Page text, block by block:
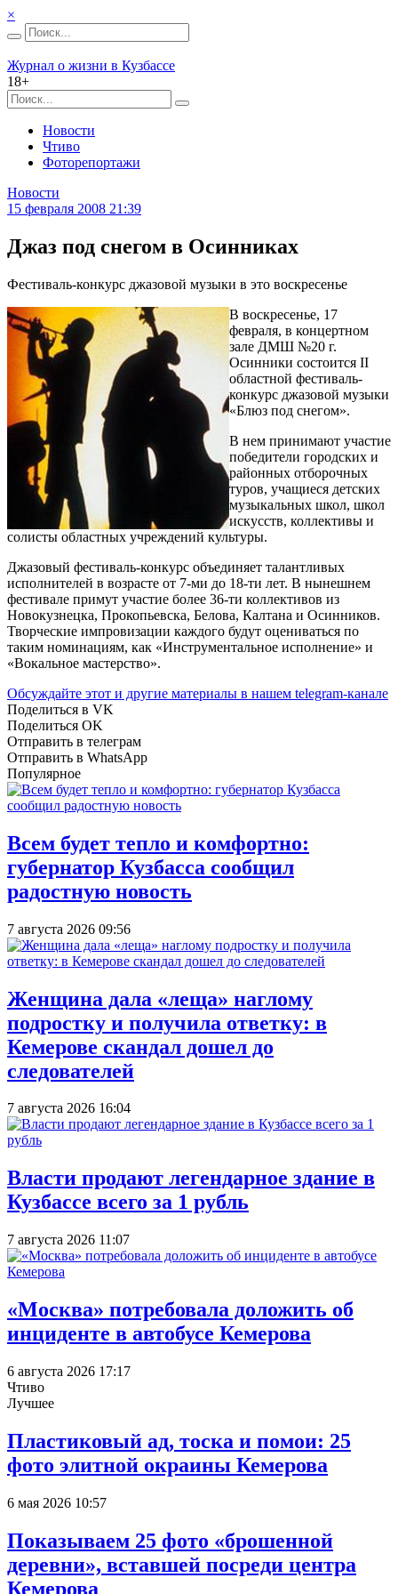
×
Журнал о жизни в Кузбассе
18+
Новости
Чтиво
Фоторепортажи
Новости
15 февраля 2008 21:39
Джаз под снегом в Осинниках
Фестиваль-конкурс джазовой музыки в это воскресенье
В воскресенье, 17
февраля, в концертном
зале ДМШ №20 г.
Осинники состоится II
областной фестиваль-
конкурс джазовой музыки
«Блюз под снегом».
В нем принимают участие
победители городских и
районных отборочных
туров, учащиеся детских
музыкальных школ, школ
искусств, коллективы и
солисты областных учреждений культуры.
Джазовый фестиваль-конкурс объединяет талантливых
исполнителей в возрасте от 7-ми до 18-ти лет. В нынешнем
фестивале примут участие более 36-ти коллективов из
Новокузнецка, Прокопьевска, Белова, Калтана и Осинников.
Творческие импровизации каждого будут оцениваться по
таким номинациям, как «Инструментальное исполнение» и
«Вокальное мастерство».
Обсуждайте этот и другие материалы в нашем telegram-канале
Поделиться в VK
Поделиться OK
Отправить в телеграм
Отправить в WhatsApp
Популярное
Всем будет тепло и комфортно:
губернатор Кузбасса сообщил
радостную новость
7 августа 2026 09:56
Женщина дала «леща» наглому
подростку и получила ответку: в
Кемерове скандал дошел до
следователей
7 августа 2026 16:04
Власти продают легендарное здание в
Кузбассе всего за 1 рубль
7 августа 2026 11:07
«Москва» потребовала доложить об
инциденте в автобусе Кемерова
6 августа 2026 17:17
Чтиво
Лучшее
Пластиковый ад, тоска и помои: 25
фото элитной окраины Кемерова
6 мая 2026 10:57
Показываем 25 фото «брошенной
деревни», вставшей посреди центра
Кемерова